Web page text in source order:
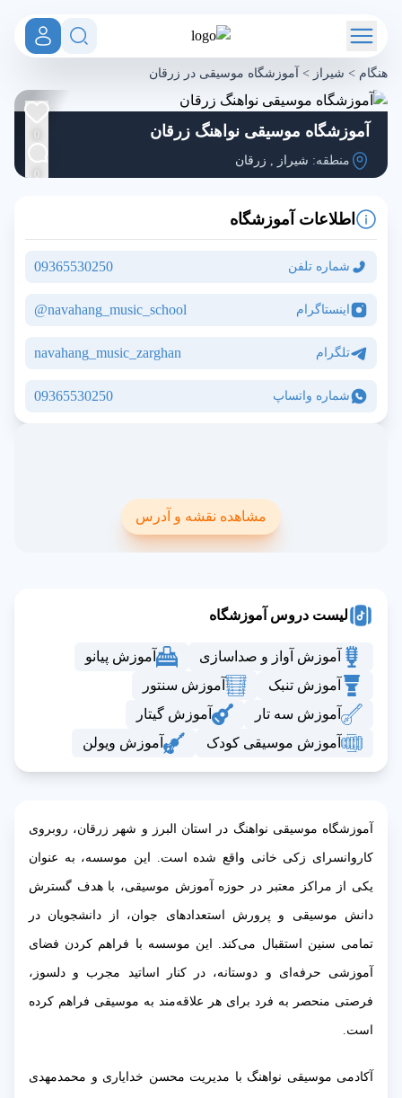
هنگام > شیراز > آموزشگاه موسیقی در زرقان
آموزشگاه موسیقی نواهنگ زرقان
منطقه: شیراز , زرقان
0
0
اطلاعات آموزشگاه
شماره تلفن 09365530250
اینستاگرام navahang_music_school@
تلگرام navahang_music_zarghan
شماره واتساپ 09365530250
مشاهده نقشه و آدرس
لیست دروس آموزشگاه
آموزش آواز و صداسازی
آموزش پیانو
آموزش تنبک
آموزش سنتور
آموزش سه تار
آموزش گیتار
آموزش موسیقی کودک
آموزش ویولن
آموزشگاه موسیقی نواهنگ در استان البرز و شهر زرقان، روبروی
کاروانسرای زکی خانی واقع شده است. این موسسه، به عنوان
یکی از مراکز معتبر در حوزه آموزش موسیقی، با هدف گسترش
دانش موسیقی و پرورش استعدادهای جوان، از دانشجویان در
تمامی سنین استقبال می‌کند. این موسسه با فراهم کردن فضای
آموزشی حرفه‌ای و دوستانه، در کنار اساتید مجرب و دلسوز،
فرصتی منحصر به فرد برای هر علاقه‌مند به موسیقی فراهم کرده
است.
آکادمی موسیقی نواهنگ با مدیریت محسن خدایاری و محمدمهدی